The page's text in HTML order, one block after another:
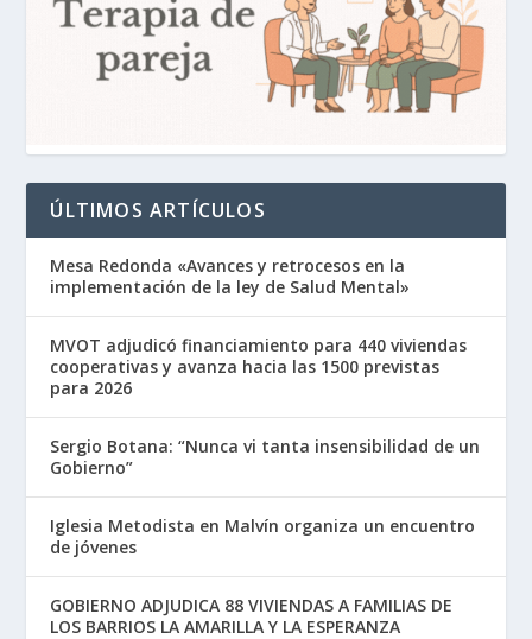
ÚLTIMOS ARTÍCULOS
Mesa Redonda «Avances y retrocesos en la
implementación de la ley de Salud Mental»
MVOT adjudicó financiamiento para 440 viviendas
cooperativas y avanza hacia las 1500 previstas
para 2026
Sergio Botana: “Nunca vi tanta insensibilidad de un
Gobierno”
Iglesia Metodista en Malvín organiza un encuentro
de jóvenes
GOBIERNO ADJUDICA 88 VIVIENDAS A FAMILIAS DE
LOS BARRIOS LA AMARILLA Y LA ESPERANZA